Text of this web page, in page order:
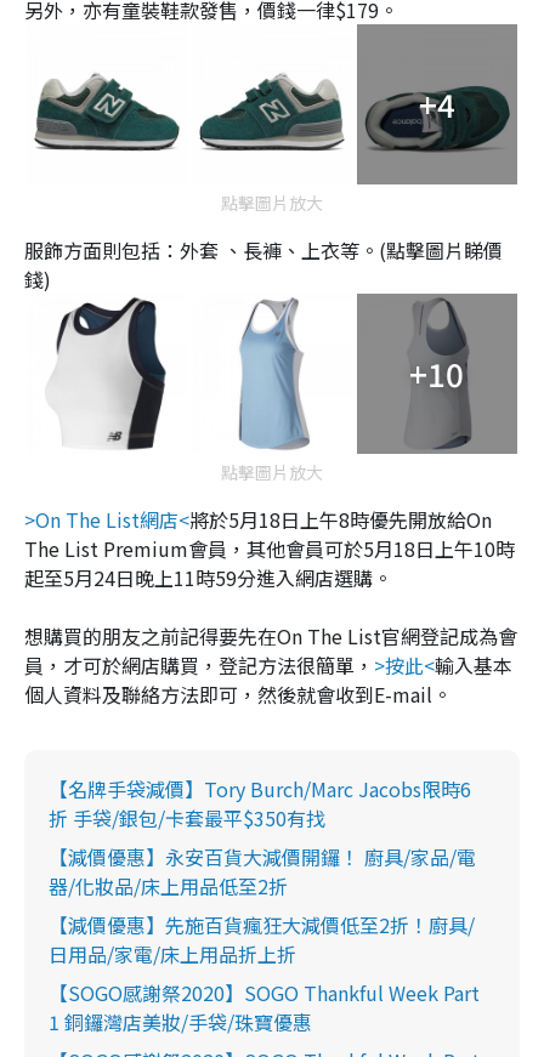
另外，亦有童裝鞋款發售，價錢一律$179。
+4
點擊圖片放大
服飾方面則包括：外套 、長褲、上衣等。(點擊圖片睇價
錢)
+10
點擊圖片放大
>On The List網店<將於5月18日上午8時優先開放給On
The List Premium會員，其他會員可於5月18日上午10時
起至5月24日晚上11時59分進入網店選購。
想購買的朋友之前記得要先在On The List官網登記成為會
員，才可於網店購買，登記方法很簡單， >按此<輸入基本
個人資料及聯絡方法即可，然後就會收到E-mail。
【名牌手袋減價】Tory Burch/Marc Jacobs限時6
折 手袋/銀包/卡套最平$350有找
【減價優惠】永安百貨大減價開鑼！ 廚具/家品/電
器/化妝品/床上用品低至2折
【減價優惠】先施百貨瘋狂大減價低至2折！廚具/
日用品/家電/床上用品折上折
【SOGO感謝祭2020】SOGO Thankful Week Part
1 銅鑼灣店美妝/手袋/珠寶優惠